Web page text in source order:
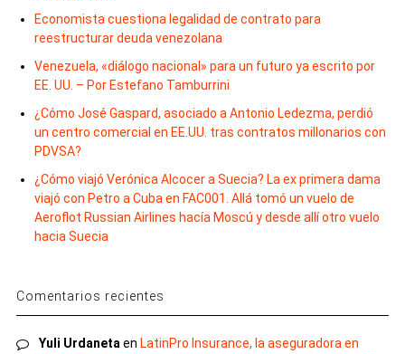
Economista cuestiona legalidad de contrato para
reestructurar deuda venezolana
Venezuela, «diálogo nacional» para un futuro ya escrito por
EE. UU. – Por Estefano Tamburrini
¿Cómo José Gaspard, asociado a Antonio Ledezma, perdió
un centro comercial en EE.UU. tras contratos millonarios con
PDVSA?
¿Cómo viajó Verónica Alcocer a Suecia? La ex primera dama
viajó con Petro a Cuba en FAC001. Allá tomó un vuelo de
Aeroflot Russian Airlines hacía Moscú y desde allí otro vuelo
hacia Suecia
Comentarios recientes
Yuli Urdanetaen LatinPro Insurance, la aseguradora en